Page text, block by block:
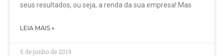
seus resultados, ou seja, a renda da sua empresa! Mas
LEIA MAIS »
5 de junho de 2019